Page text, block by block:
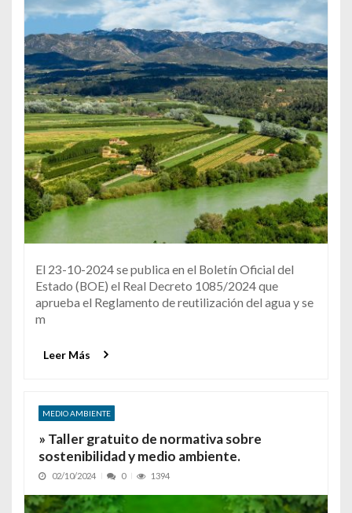
El 23-10-2024 se publica en el Boletín Oficial del
Estado (BOE) el Real Decreto 1085/2024 que
aprueba el Reglamento de reutilización del agua y se
m
Leer Más
MEDIO AMBIENTE
» Taller gratuito de normativa sobre
sostenibilidad y medio ambiente.
02/10/2024 0 1394